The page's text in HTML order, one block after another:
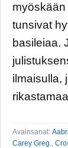
tunsivat
basileiaa.
ilmaisulla,
Avainsanat:
Carey Greg.